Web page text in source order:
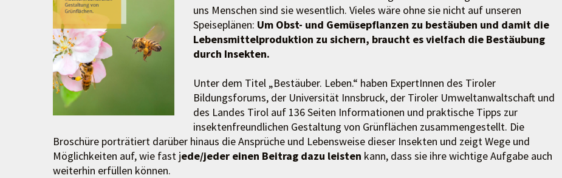
uns Menschen sind sie wesentlich. Vieles wäre ohne sie nicht auf unseren
Speiseplänen: Um Obst- und Gemüsepflanzen zu bestäuben und damit die
Lebensmittelproduktion zu sichern, braucht es vielfach die Bestäubung
durch Insekten.
Unter dem Titel „Bestäuber. Leben.“ haben ExpertInnen des Tiroler
Bildungsforums, der Universität Innsbruck, der Tiroler Umweltanwaltschaft und
des Landes Tirol auf 136 Seiten Informationen und praktische Tipps zur
insektenfreundlichen Gestaltung von Grünflächen zusammengestellt. Die
Broschüre porträtiert darüber hinaus die Ansprüche und Lebensweise dieser Insekten und zeigt Wege und
Möglichkeiten auf, wie fast jede/jeder einen Beitrag dazu leisten kann, dass sie ihre wichtige Aufgabe auch
weiterhin erfüllen können.